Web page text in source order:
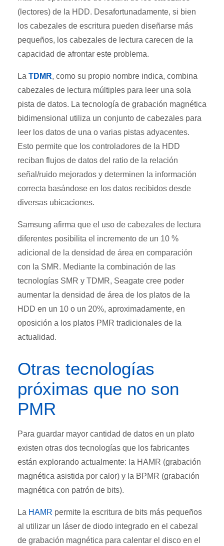
(lectores) de la HDD. Desafortunadamente, si bien
los cabezales de escritura pueden diseñarse más
pequeños, los cabezales de lectura carecen de la
capacidad de afrontar este problema.
La TDMR, como su propio nombre indica, combina
cabezales de lectura múltiples para leer una sola
pista de datos. La tecnología de grabación magnética
bidimensional utiliza un conjunto de cabezales para
leer los datos de una o varias pistas adyacentes.
Esto permite que los controladores de la HDD
reciban flujos de datos del ratio de la relación
señal/ruido mejorados y determinen la información
correcta basándose en los datos recibidos desde
diversas ubicaciones.
Samsung afirma que el uso de cabezales de lectura
diferentes posibilita el incremento de un 10 %
adicional de la densidad de área en comparación
con la SMR. Mediante la combinación de las
tecnologías SMR y TDMR, Seagate cree poder
aumentar la densidad de área de los platos de la
HDD en un 10 o un 20%, aproximadamente, en
oposición a los platos PMR tradicionales de la
actualidad.
Otras tecnologías
próximas que no son
PMR
Para guardar mayor cantidad de datos en un plato
existen otras dos tecnologías que los fabricantes
están explorando actualmente: la HAMR (grabación
magnética asistida por calor) y la BPMR (grabación
magnética con patrón de bits).
La HAMR permite la escritura de bits más pequeños
al utilizar un láser de diodo integrado en el cabezal
de grabación magnética para calentar el disco en el